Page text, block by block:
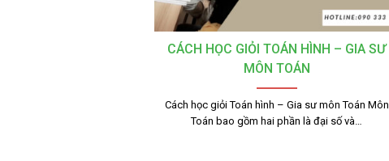
CÁCH HỌC GIỎI TOÁN HÌNH – GIA SƯ
MÔN TOÁN
Cách học giỏi Toán hình – Gia sư môn Toán Môn
Toán bao gồm hai phần là đại số và…